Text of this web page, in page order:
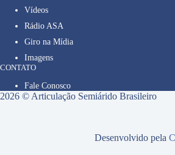
Vídeos
Rádio ASA
Giro na Mídia
Imagens
CONTATO
Fale Conosco
2026 © Articulação Semiárido Brasileiro
Desenvolvido pela